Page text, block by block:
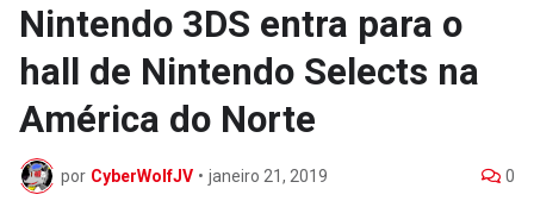
Nintendo 3DS entra para o
hall de Nintendo Selects na
América do Norte
por CyberWolfJV • janeiro 21, 2019 0